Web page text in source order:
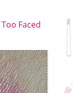
Too Faced